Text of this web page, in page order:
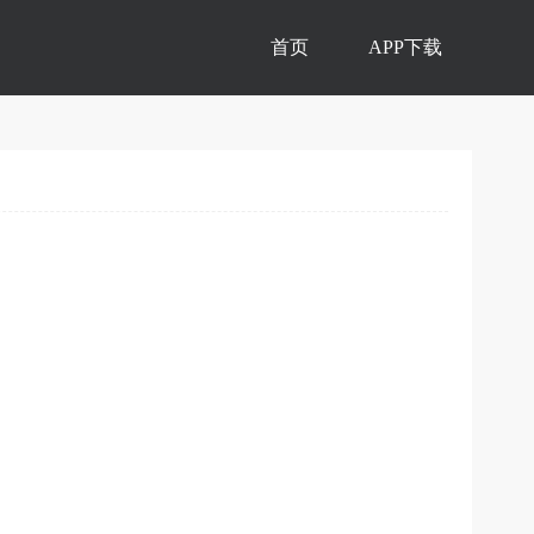
首页 APP下载